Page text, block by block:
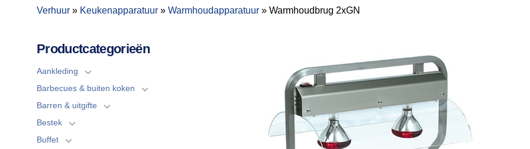
Verhuur » Keukenapparatuur » Warmhoudapparatuur » Warmhoudbrug 2xGN
Productcategorieën
Aankleding
Barbecues & buiten koken
Barren & uitgifte
Bestek
Buffet